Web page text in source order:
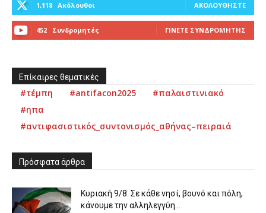
1,118 Ακόλουθοι ΑΚΟΛΟΥΘΉΣΤΕ
452 Συνδρομητές ΓΊΝΕΤΕ ΣΥΝΔΡΟΜΗΤΉΣ
Επίκαιρες θεματικές
#τέμπη #antifacon2025
#παλαιστινιακό
#ηπα
#αντιφασιστικός_συντονισμός_αθήνας–πειραιά
Πρόσφατα άρθρα
Κυριακή 9/8: Σε κάθε νησί, βουνό και πόλη,
κάνουμε την αλληλεγγύη...